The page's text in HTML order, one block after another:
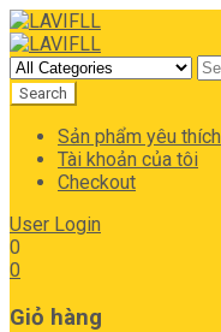
Sản phẩm yêu thích
Tài khoản của tôi
Checkout
User Login
0
0
Giỏ hàng